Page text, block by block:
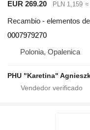
EUR 269.20 PLN 1,159 ≈
Recambio - elementos
0007979270
Polonia, Opalenica
PHU "Karetina"